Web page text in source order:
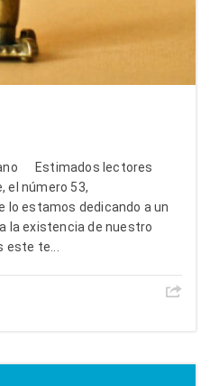
Estimados lectores
el número 53,
lo estamos dedicando a un
la existencia de nuestro
te...